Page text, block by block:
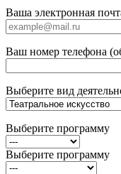
Ваша электронная
Ваш номер телефона
Выберите вид
Выберите программу
Выберите программу